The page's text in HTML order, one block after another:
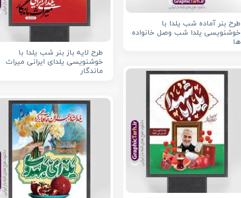
طرح بنر آماده شب یلدا با
خوشنویسی یلدا شب وصل خانواده
ها
طرح لایه باز بنر شب یلدا با
خوشنویسی یلدای ایرانی میراث
ماندگار